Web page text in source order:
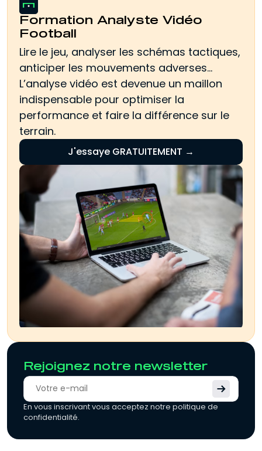
Formation Analyste Vidéo
Football
Lire le jeu, analyser les schémas tactiques,
anticiper les mouvements adverses…
L’analyse vidéo est devenue un maillon
indispensable pour optimiser la
performance et faire la différence sur le
terrain.
J'essaye GRATUITEMENT →
Rejoignez notre newsletter
En vous inscrivant vous acceptez notre politique de
confidentialité.